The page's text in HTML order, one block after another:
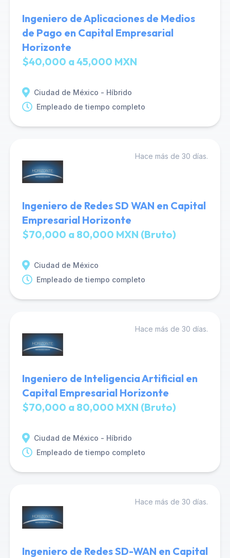
Ingeniero de Aplicaciones de Medios
de Pago en Capital Empresarial
Horizonte
$40,000 a 45,000 MXN
Ciudad de México - Híbrido
Empleado de tiempo completo
Hace más de 30 días.
Ingeniero de Redes SD WAN en Capital
Empresarial Horizonte
$70,000 a 80,000 MXN (Bruto)
Ciudad de México
Empleado de tiempo completo
Hace más de 30 días.
Ingeniero de Inteligencia Artificial en
Capital Empresarial Horizonte
$70,000 a 80,000 MXN (Bruto)
Ciudad de México - Híbrido
Empleado de tiempo completo
Hace más de 30 días.
Ingeniero de Redes SD-WAN en Capital